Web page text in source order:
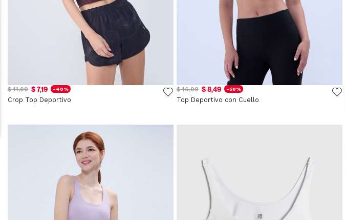
$ 11,99 $ 7,19 -40%
Crop Top Deportivo
$ 16,99 $ 8,49 -50%
Top Deportivo con Cuello